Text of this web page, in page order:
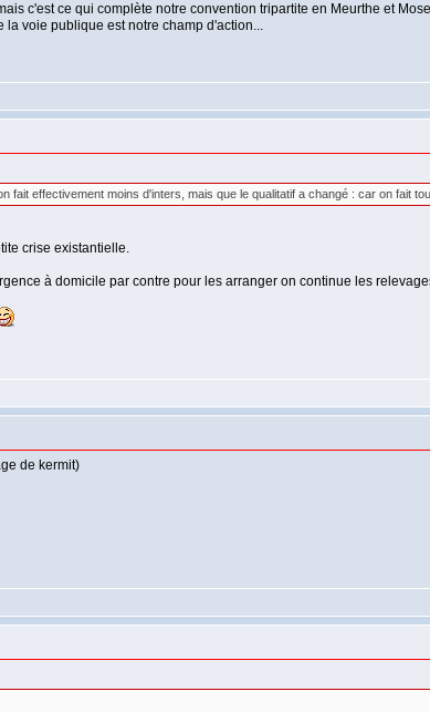
c'est ce qui complète notre convention tripartite en Meurthe et
voie publique est notre champ d'action...
fait effectivement moins d'inters, mais que le qualitatif a changé : car on fait
crise existantielle.
à domicile par contre pour les arranger on continue les
de kermit)